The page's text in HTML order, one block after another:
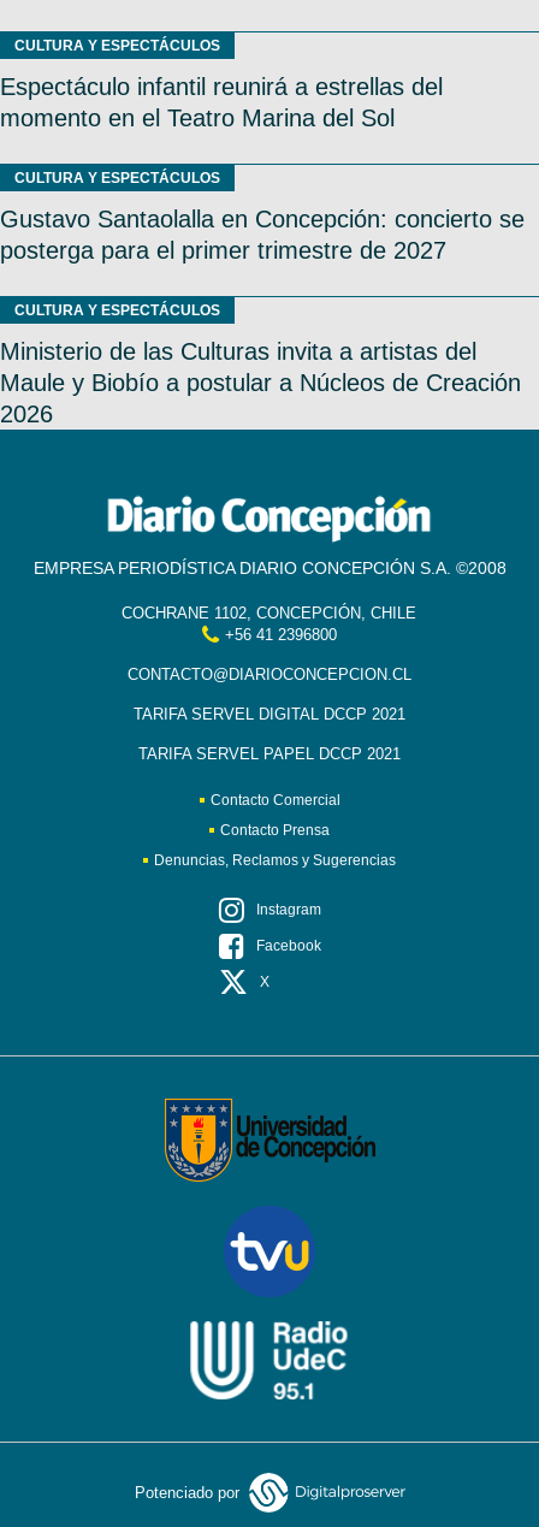
CULTURA Y ESPECTÁCULOS
Espectáculo infantil reunirá a estrellas del
momento en el Teatro Marina del Sol
CULTURA Y ESPECTÁCULOS
Gustavo Santaolalla en Concepción: concierto se
posterga para el primer trimestre de 2027
CULTURA Y ESPECTÁCULOS
Ministerio de las Culturas invita a artistas del
Maule y Biobío a postular a Núcleos de Creación
2026
EMPRESA PERIODÍSTICA DIARIO CONCEPCIÓN S.A. ©2008
COCHRANE 1102, CONCEPCIÓN, CHILE
+56 41 2396800
CONTACTO@DIARIOCONCEPCION.CL
TARIFA SERVEL DIGITAL DCCP 2021
TARIFA SERVEL PAPEL DCCP 2021
Contacto Comercial
Contacto Prensa
Denuncias, Reclamos y Sugerencias
Instagram
Facebook
X
Potenciado por